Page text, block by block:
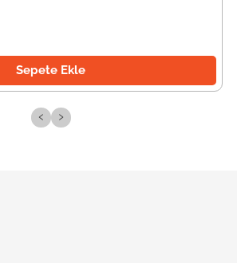
Sepete Ekle
‹ ›